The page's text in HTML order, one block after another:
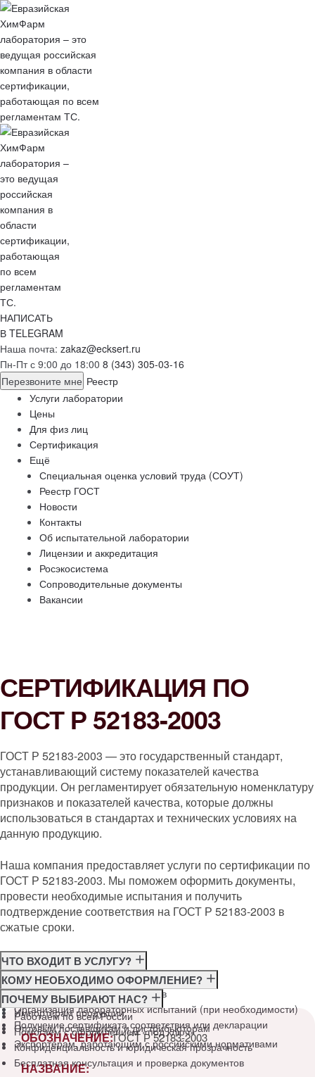
НАПИСАТЬ
В TELEGRAM
Наша почта: zakaz@ecksert.ru
Пн-Пт с 9:00 до 18:00 8 (343) 305-03-16
Перезвоните мне Реестр
Услуги лаборатории
Цены
Для физ лиц
Сертификация
Ещё
Специальная оценка условий труда (СОУТ)
Реестр ГОСТ
Новости
Контакты
Об испытательной лаборатории
Лицензии и аккредитация
Росэкосистема
Сопроводительные документы
Вакансии
СЕРТИФИКАЦИЯ ПО
ГОСТ Р 52183-2003
ГОСТ Р 52183-2003 — это государственный стандарт,
устанавливающий систему показателей качества
продукции. Он регламентирует обязательную номенклатуру
признаков и показателей качества, которые должны
использоваться в стандартах и технических условиях на
данную продукцию.
Наша компания предоставляет услуги по сертификации по
ГОСТ Р 52183-2003. Мы поможем оформить документы,
провести необходимые испытания и получить
подтверждение соответствия на ГОСТ Р 52183-2003 в
сжатые сроки.
ЧТО ВХОДИТ В УСЛУГУ?
Консультация по требованиям ГОСТ
Подготовка и подача документов
Организация лабораторных испытаний (при необходимости)
Получение сертификата соответствия или декларации
КОМУ НЕОБХОДИМО ОФОРМЛЕНИЕ?
Производителям
Импортёрам продукции
Оптовым поставщикам и дистрибьюторам
Экспортёрам, работающим с российскими нормативами
ПОЧЕМУ ВЫБИРАЮТ НАС?
Работаем по всей России
Помогаем с оформлением «под ключ»
Конфиденциальность и юридическая прозрачность
Бесплатная консультация и проверка документов
ОБОЗНАЧЕНИЕ:ГОСТ Р 52183-2003
НАЗВАНИЕ: